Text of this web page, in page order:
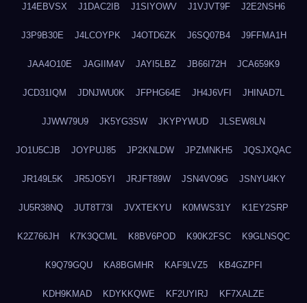
J14EBVSX J1DAC2IB J1SIYOWV J1VJVT9F J2E2NSH6
J3P9B30E J4LCOYPK J4OTD6ZK J6SQ07B4 J9FFMA1H
JAA4O10E JAGIIM4V JAYI5LBZ JB66I72H JCA659K9
JCD31IQM JDNJWU0K JFPHG64E JH4J6VFI JHINAD7L
JJWW79U9 JK5YG3SW JKYPYWUD JLSEW8LN
JO1U5CJB JOYPUJ85 JP2KNLDW JPZMNKH5 JQSJXQAC
JR149L5K JR5JO5YI JRJFT89W JSN4VO9G JSNYU4KY
JU5R38NQ JUT8T73I JVXTEKYU K0MWS31Y K1EY2SRP
K2Z766JH K7K3QCML K8BV6POD K90K2FSC K9GLNSQC
K9Q79GQU KA8BGMHR KAF9LVZ5 KB4GZPFI
KDH9KMAD KDYKKQWE KF2UYIRJ KF7XALZE